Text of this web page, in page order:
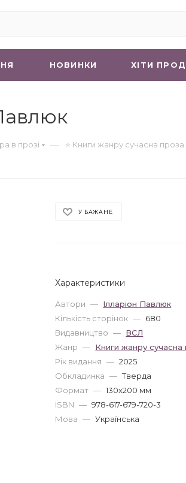
НОВИНКИ ХIТИ
в прозі — ⭐ Книги жанру сучасна проза
У БАЖАНЕ
Характеристики
Автори — Ілларіон Павлюк
Кількість сторінок — 680
Видавництво — ВСЛ
Жанр — Книги жанру сучасна
Рік видання — 2025
Обкладинка — Тверда
Формат — 130x200 мм
ISBN — 978-617-679-720-3
Мова — Українська